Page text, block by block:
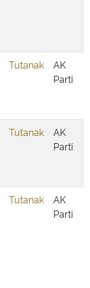
Tutanak
AK
Parti
Tutanak
AK
Parti
Tutanak
AK
Parti